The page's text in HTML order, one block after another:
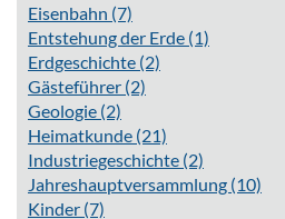
Eisenbahn (7)
Entstehung der Erde (1)
Erdgeschichte (2)
Gästeführer (2)
Geologie (2)
Heimatkunde (21)
Industriegeschichte (2)
Jahreshauptversammlung (10)
Kinder (7)